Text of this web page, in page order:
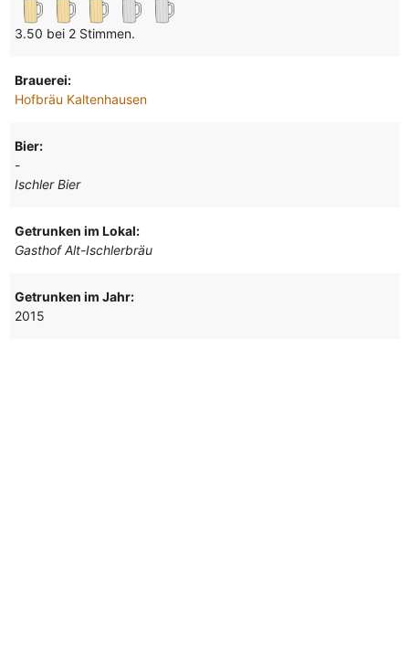
3.50 bei 2 Stimmen.
Brauerei:
Hofbräu Kaltenhausen
Bier:
-
Ischler Bier
Getrunken im Lokal:
Gasthof Alt-Ischlerbräu
Getrunken im Jahr:
2015